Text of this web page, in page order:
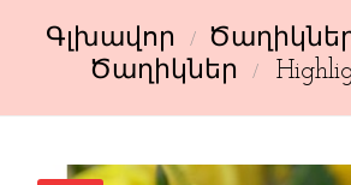
Գլխավոր
Ծաղիկներ